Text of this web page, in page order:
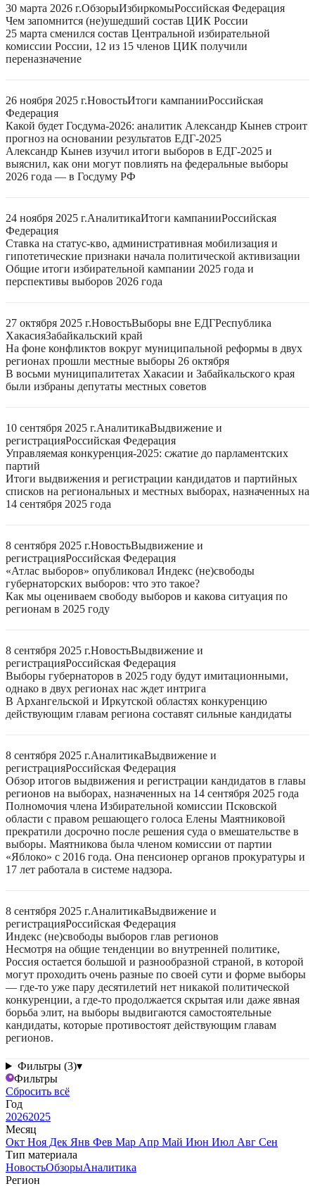
30 марта 2026 г.ОбзорыИзбиркомыРоссийская Федерация
Чем запомнится (не)ушедший состав ЦИК России
25 марта сменился состав Центральной избирательной
комиссии России, 12 из 15 членов ЦИК получили
переназначение
26 ноября 2025 г.НовостьИтоги кампанииРоссийская
Федерация
Какой будет Госдума-2026: аналитик Александр Кынев строит
прогноз на основании результатов ЕДГ-2025
Александр Кынев изучил итоги выборов в ЕДГ-2025 и
выяснил, как они могут повлиять на федеральные выборы
2026 года — в Госдуму РФ
24 ноября 2025 г.АналитикаИтоги кампанииРоссийская
Федерация
Ставка на статус-кво, административная мобилизация и
гипотетические признаки начала политической активизации
Общие итоги избирательной кампании 2025 года и
перспективы выборов 2026 года
27 октября 2025 г.НовостьВыборы вне ЕДГРеспублика
ХакасияЗабайкальский край
На фоне конфликтов вокруг муниципальной реформы в двух
регионах прошли местные выборы 26 октября
В восьми муниципалитетах Хакасии и Забайкальского края
были избраны депутаты местных советов
10 сентября 2025 г.АналитикаВыдвижение и
регистрацияРоссийская Федерация
Управляемая конкуренция-2025: сжатие до парламентских
партий
Итоги выдвижения и регистрации кандидатов и партийных
списков на региональных и местных выборах, назначенных на
14 сентября 2025 года
8 сентября 2025 г.НовостьВыдвижение и
регистрацияРоссийская Федерация
«Атлас выборов» опубликовал Индекс (не)свободы
губернаторских выборов: что это такое?
Как мы оцениваем свободу выборов и какова ситуация по
регионам в 2025 году
8 сентября 2025 г.НовостьВыдвижение и
регистрацияРоссийская Федерация
Выборы губернаторов в 2025 году будут имитационными,
однако в двух регионах нас ждет интрига
В Архангельской и Иркутской областях конкуренцию
действующим главам региона составят сильные кандидаты
8 сентября 2025 г.АналитикаВыдвижение и
регистрацияРоссийская Федерация
Обзор итогов выдвижения и регистрации кандидатов в главы
регионов на выборах, назначенных на 14 сентября 2025 года
Полномочия члена Избирательной комиссии Псковской
области с правом решающего голоса Елены Маятниковой
прекратили досрочно после решения суда о вмешательстве в
выборы. Маятникова была членом комиссии от партии
«Яблоко» с 2016 года. Она пенсионер органов прокуратуры и
17 лет работала в системе надзора.
8 сентября 2025 г.АналитикаВыдвижение и
регистрацияРоссийская Федерация
Индекс (не)свободы выборов глав регионов
Несмотря на общие тенденции во внутренней политике,
Россия остается большой и разнообразной страной, в которой
могут проходить очень разные по своей сути и форме выборы
— где-то уже пару десятилетий нет никакой политической
конкуренции, а где-то продолжается скрытая или даже явная
борьба элит, на выборы выдвигаются самостоятельные
кандидаты, которые противостоят действующим главам
регионов.
Фильтры (3)▾
Фильтры
Сбросить всё
Год
20262025
Месяц
Окт Ноя Дек Янв Фев Мар Апр Май Июн Июл Авг Сен
Тип материала
НовостьОбзорыАналитика
Регион